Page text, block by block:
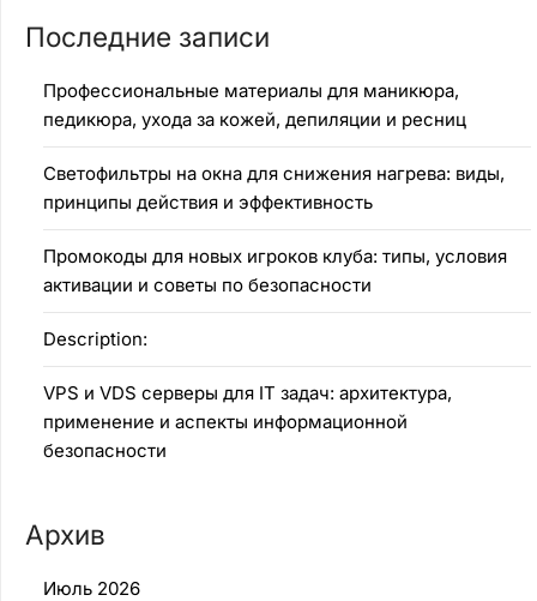
Последние записи
Профессиональные материалы для маникюра,
педикюра, ухода за кожей, депиляции и ресниц
Светофильтры на окна для снижения нагрева: виды,
принципы действия и эффективность
Промокоды для новых игроков клуба: типы, условия
активации и советы по безопасности
Description:
VPS и VDS серверы для IT задач: архитектура,
применение и аспекты информационной
безопасности
Архив
Июль 2026